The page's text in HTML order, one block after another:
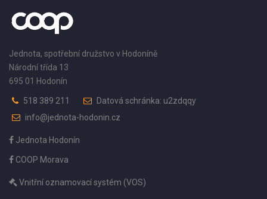
Jednota, spotřební družstvo v Hodoníně
Národní třída 13
695 01 Hodonín
518 389 211
Datová schránka: u2zdqqy
info@jednota-hodonin.cz
Jednota Hodonín
COOP Morava
Vnitřní oznamovací systém (VOS)